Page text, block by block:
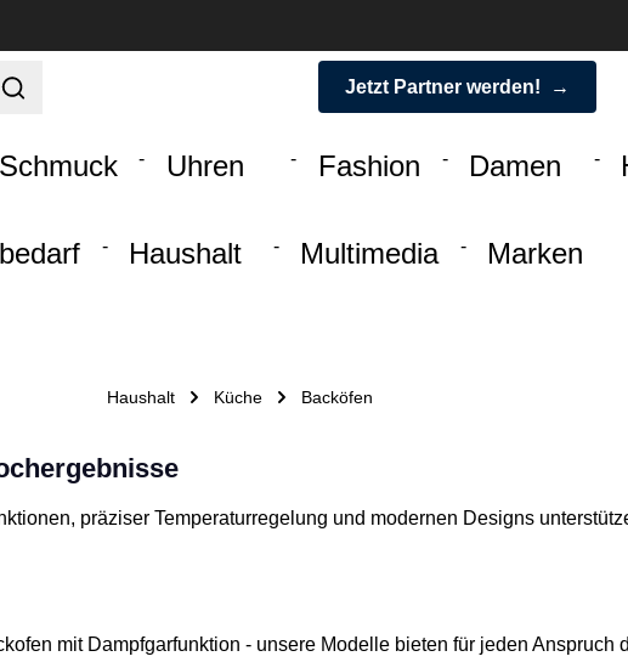
Jetzt Partner werden!
Schmuck Uhren Fashion Damen
Haushalt Multimedia Marken
Haushalt Küche Backöfen
präziser Temperaturregelung und modernen Designs
mit Dampfgarfunktion - unsere Modelle bieten für jeden